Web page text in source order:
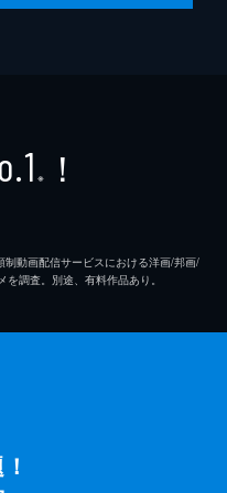
※ ！
動画配信サービスにおける洋画/邦画/
調査。別途、有料作品あり。